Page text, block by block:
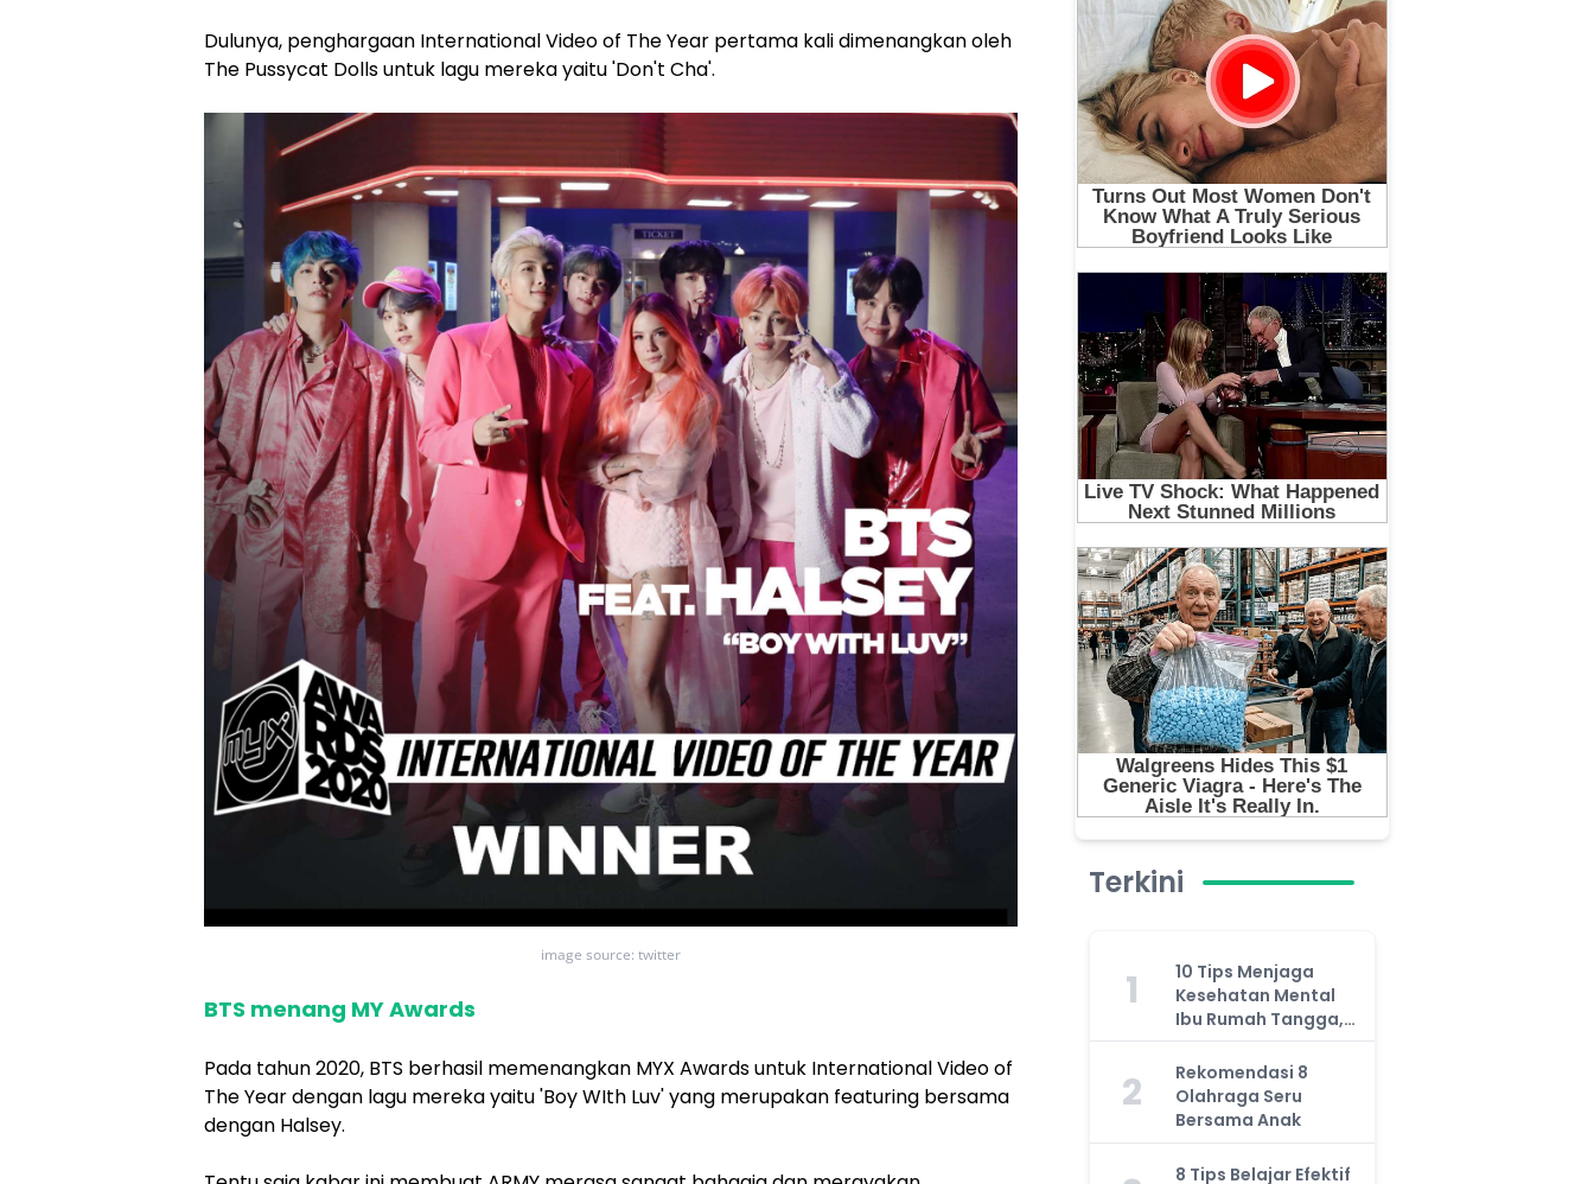
Dulunya, penghargaan International Video of The Year pertama kali dimenangkan oleh
The Pussycat Dolls untuk lagu mereka yaitu 'Don't Cha'.
image source: twitter
BTS menang MY Awards
Pada tahun 2020, BTS berhasil memenangkan MYX Awards untuk International Video of
The Year dengan lagu mereka yaitu 'Boy WIth Luv' yang merupakan featuring bersama
dengan Halsey.
Terkini
1
10 Tips Menjaga
Kesehatan Mental
Ibu Rumah Tangga,
Jangan Anggap
Remeh!
2
Rekomendasi 8
Olahraga Seru
Bersama Anak
8 Tips Belajar Efektif